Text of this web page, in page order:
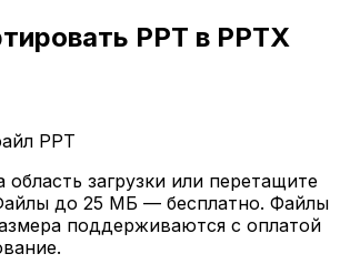
PPT в PPTX
PPT
загрузки или перетащите
до 25 МБ — бесплатно. Файлы
поддерживаются с оплатой